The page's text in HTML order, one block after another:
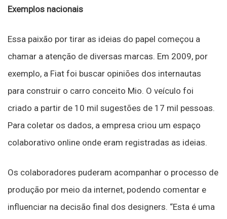
Exemplos nacionais
Essa paixão por tirar as ideias do papel começou a
chamar a atenção de diversas marcas. Em 2009, por
exemplo, a Fiat foi buscar opiniões dos internautas
para construir o carro conceito Mio. O veículo foi
criado a partir de 10 mil sugestões de 17 mil pessoas.
Para coletar os dados, a empresa criou um espaço
colaborativo online onde eram registradas as ideias.
Os colaboradores puderam acompanhar o processo de
produção por meio da internet, podendo comentar e
influenciar na decisão final dos designers. “Esta é uma